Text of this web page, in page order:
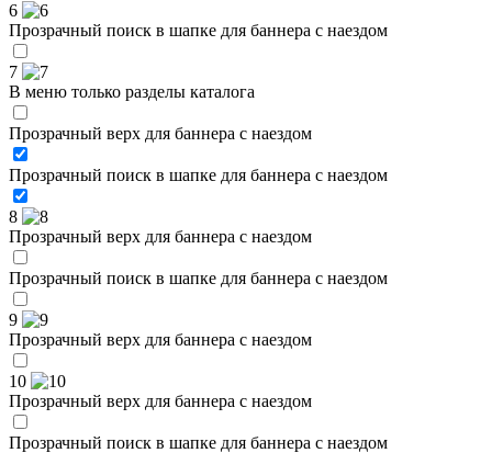
6
Прозрачный поиск в шапке для баннера с наездом
7
В меню только разделы каталога
Прозрачный верх для баннера с наездом
Прозрачный поиск в шапке для баннера с наездом
8
Прозрачный верх для баннера с наездом
Прозрачный поиск в шапке для баннера с наездом
9
Прозрачный верх для баннера с наездом
10
Прозрачный верх для баннера с наездом
Прозрачный поиск в шапке для баннера с наездом